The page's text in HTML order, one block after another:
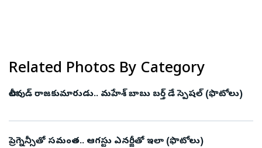
Related Photos By Category
టాలీవుడ్ రాజకుమారుడు.. మహేశ్ బాబు బర్త్ డే స్పెషల్ (ఫొటోలు)
ప్రెగ్నెన్సీతో సమంత.. ఆగస్టు ఎనర్జీతో ఇలా (ఫొటోలు)